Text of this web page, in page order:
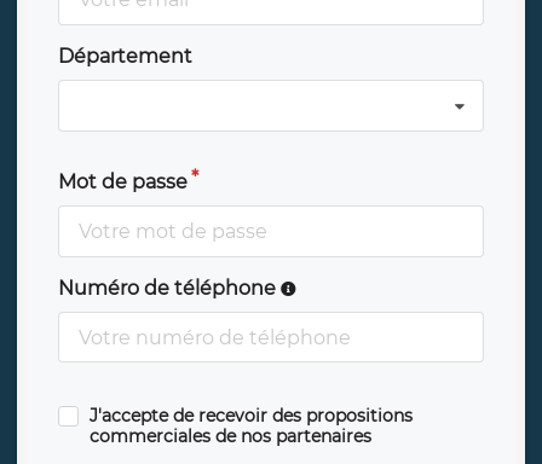
Département
Mot de passe
Numéro de téléphone
J'accepte de recevoir des propositions
commerciales de nos partenaires